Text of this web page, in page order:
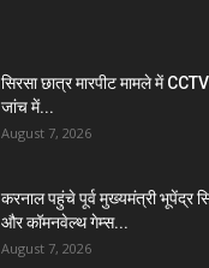
सिरसा छात्र मारपीट मामले में
जांच में...
August 7, 2026
करनाल पहुंचे पूर्व मुख्यमंत्री भूपेंद्र
और कॉमनवेल्थ गेम्स...
August 7, 2026